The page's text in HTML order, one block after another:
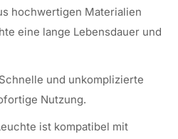
hochwertigen Materialien
eine lange Lebensdauer und
und unkomplizierte
Nutzung.
ist kompatibel mit